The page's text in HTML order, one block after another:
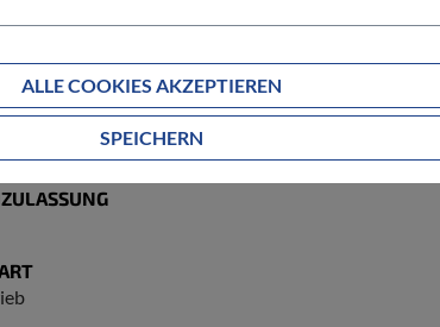
ALLE COOKIES AKZEPTIEREN
SPEICHERN